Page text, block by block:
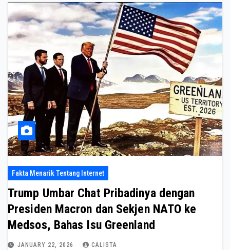
Fakta Menarik Tentang Internet
Trump Umbar Chat Pribadinya dengan
Presiden Macron dan Sekjen NATO ke
Medsos, Bahas Isu Greenland
JANUARY 22, 2026 CALISTA